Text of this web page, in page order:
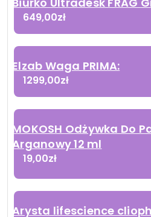
649,00zł
Elzab Waga PRIMA:
1299,00zł
MOKOSH Odżywka Do
Arganowy 12 ml
19,00zł
Arysta lifescience